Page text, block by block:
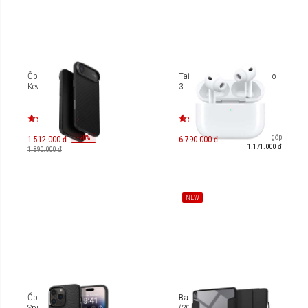
Ốp lưng iPhone Air Uniq
Keva Edge
1.512.000 đ -20%
1.890.000 đ
Tai nghe Apple Airpods Pro
3
6.790.000 đ
Trả góp
1.171.000 đ
Ốp lưng iPhone 14 Pro
NEW
Bao da iPad Air 13 inch